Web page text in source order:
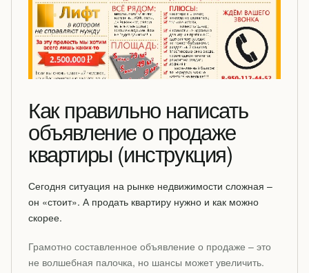
Как правильно написать
объявление о продаже
квартиры (инструкция)
Сегодня ситуация на рынке недвижимости сложная –
он «стоит». А продать квартиру нужно и как можно
скорее.
Грамотно составленное объявление о продаже – это
не волшебная палочка, но шансы может увеличить.